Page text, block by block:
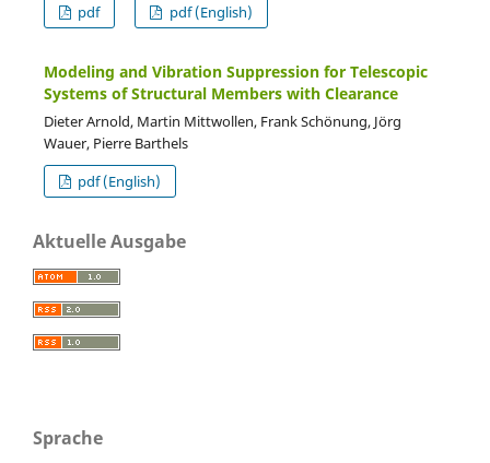
pdf
pdf (English)
Modeling and Vibration Suppression for Telescopic
Systems of Structural Members with Clearance
Dieter Arnold, Martin Mittwollen, Frank Schönung, Jörg
Wauer, Pierre Barthels
pdf (English)
Aktuelle Ausgabe
Sprache